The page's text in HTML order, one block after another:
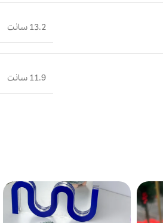
13.2 سانت
11.9 سانت